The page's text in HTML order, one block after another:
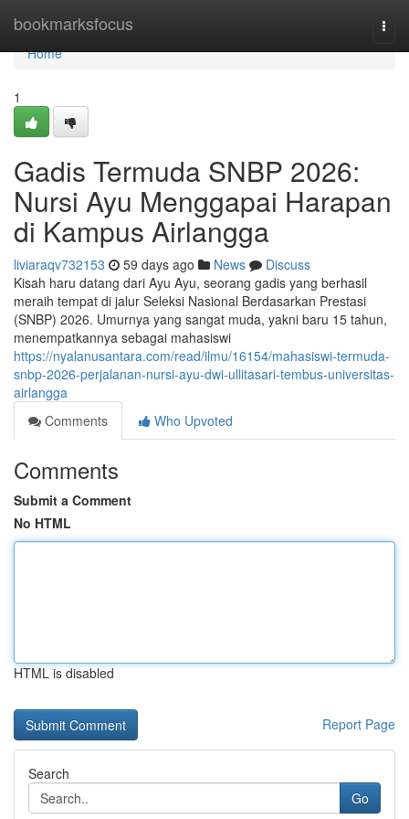
bookmarksfocus
Home
Home
1
Gadis Termuda SNBP 2026:
Nursi Ayu Menggapai Harapan
di Kampus Airlangga
liviaraqv732153 59 days ago News
Discuss
Kisah haru datang dari Ayu Ayu, seorang gadis yang berhasil
meraih tempat di jalur Seleksi Nasional Berdasarkan Prestasi
(SNBP) 2026. Umurnya yang sangat muda, yakni baru 15 tahun,
menempatkannya sebagai mahasiswi
https://nyalanusantara.com/read/ilmu/16154/mahasiswi-termuda-
snbp-2026-perjalanan-nursi-ayu-dwi-ullitasari-tembus-universitas-
airlangga
Comments
Who Upvoted
Comments
Submit a Comment
No HTML
HTML is disabled
Report Page
Search
Go